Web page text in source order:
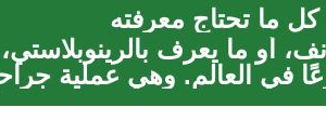
ما تحتاج معرفته
أو ما يعرف
في العالم. وهي عملية